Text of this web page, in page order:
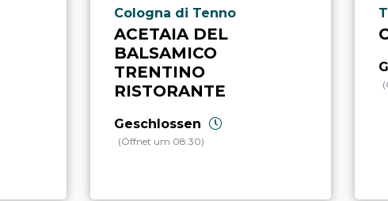
aria.poi_location_prefix
Cologna di Tenno
ACETAIA DEL
BALSAMICO
TRENTINO
RISTORANTE
Geschlossen
(Öffnet um 08:30)